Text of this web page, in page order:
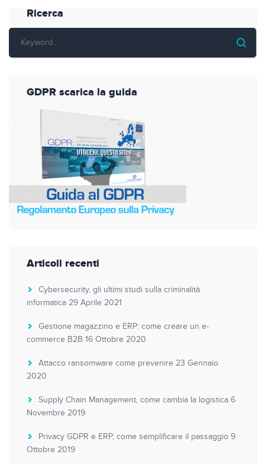
Ricerca
GDPR scarica la guida
Articoli recenti
Cybersecurity, gli ultimi studi sulla criminalità
informatica 29 Aprile 2021
Gestione magazzino e ERP: come creare un e-
commerce B2B 16 Ottobre 2020
Attacco ransomware come prevenire 23 Gennaio
2020
Supply Chain Management, come cambia la logistica 6
Novembre 2019
Privacy GDPR e ERP, come semplificare il passaggio 9
Ottobre 2019